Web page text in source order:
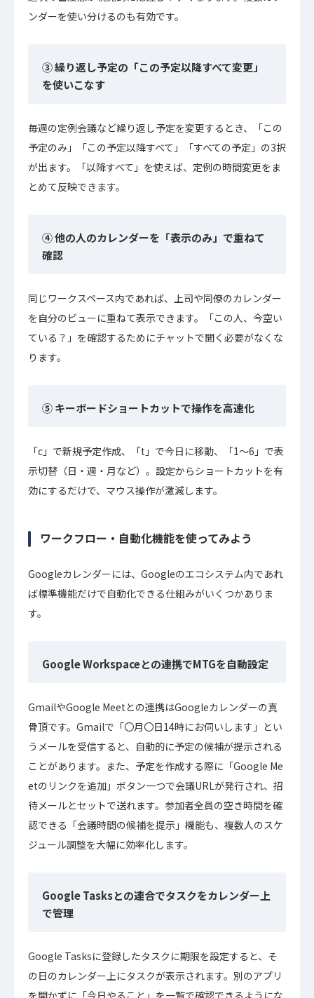
ンダーを使い分けるのも有効です。
③ 繰り返し予定の「この予定以降すべて変更」
を使いこなす
毎週の定例会議など繰り返し予定を変更するとき、「この
予定のみ」「この予定以降すべて」「すべての予定」の3択
が出ます。「以降すべて」を使えば、定例の時間変更をま
とめて反映できます。
④ 他の人のカレンダーを「表示のみ」で重ねて
確認
同じワークスペース内であれば、上司や同僚のカレンダー
を自分のビューに重ねて表示できます。「この人、今空い
ている？」を確認するためにチャットで聞く必要がなくな
ります。
⑤ キーボードショートカットで操作を高速化
「c」で新規予定作成、「t」で今日に移動、「1〜6」で表
示切替（日・週・月など）。設定からショートカットを有
効にするだけで、マウス操作が激減します。
ワークフロー・自動化機能を使ってみよう
Googleカレンダーには、Googleのエコシステム内であれ
ば標準機能だけで自動化できる仕組みがいくつかありま
す。
Google Workspaceとの連携でMTGを自動設定
GmailやGoogle Meetとの連携はGoogleカレンダーの真
骨頂です。Gmailで「〇月〇日14時にお伺いします」とい
うメールを受信すると、自動的に予定の候補が提示される
ことがあります。また、予定を作成する際に「Google Me
etのリンクを追加」ボタン一つで会議URLが発行され、招
待メールとセットで送れます。参加者全員の空き時間を確
認できる「会議時間の候補を提示」機能も、複数人のスケ
ジュール調整を大幅に効率化します。
Google Tasksとの連合でタスクをカレンダー上
で管理
Google Tasksに登録したタスクに期限を設定すると、そ
の日のカレンダー上にタスクが表示されます。別のアプリ